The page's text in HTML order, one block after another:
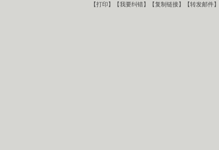
【打印 】【我要纠错】【复制链接】【转发邮件